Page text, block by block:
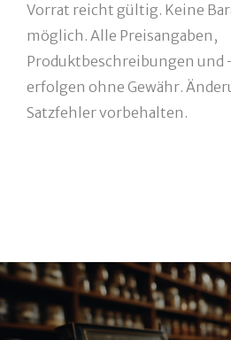
Vorrat reicht gültig. Keine
möglich. Alle Preisangaben,
Produktbeschreibungen und
erfolgen ohne Gewähr.
Satzfehler vorbehalten.